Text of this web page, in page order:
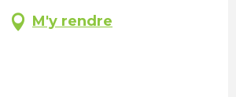
M'y rendre